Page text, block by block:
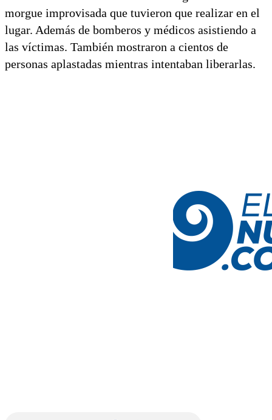
morgue improvisada que tuvieron que realizar en el
lugar. Además de bomberos y médicos asistiendo a
las víctimas. También mostraron a cientos de
personas aplastadas mientras intentaban liberarlas.